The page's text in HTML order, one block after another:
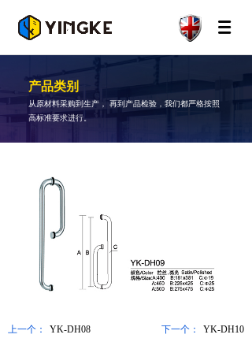
产品类别
从原材料采购到生产， 再到产品检验，我们都严格按照
高标准要求进行。
上一个： YK-DH08 下一个： YK-DH10